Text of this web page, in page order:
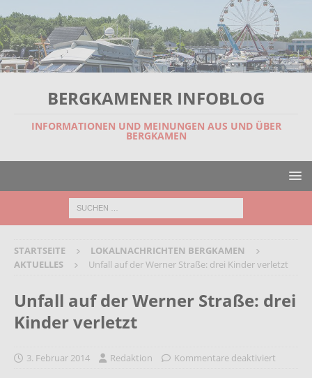
BERGKAMENER INFOBLOG
INFORMATIONEN UND MEINUNGEN AUS UND ÜBER
BERGKAMEN
STARTSEITE
LOKALNACHRICHTEN BERGKAMEN
AKTUELLES
Unfall auf der Werner Straße: drei Kinder verletzt
Unfall auf der Werner Straße: drei
Kinder verletzt
3. Februar 2014 Redaktion Kommentare deaktiviert